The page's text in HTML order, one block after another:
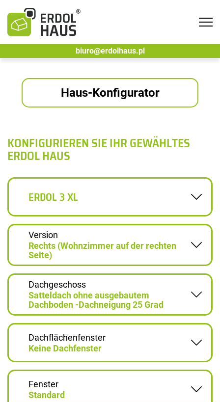
biuro@erdolhaus.pl
Haus-Konfigurator
KONFIGURIEREN SIE IHR GEWÄHLTES
ERDOL HAUS
ERDOL 3 XL
Version
Rechts (Wohnzimmer auf der rechten
Seite)
Dachgeschoss
Satteldach ohne ausgebautem
Dachboden -Dachneigung 25 Grad
Dachflächenfenster
Keine Dachfenster
Fenster
Standard